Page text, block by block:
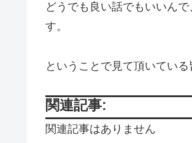
どうでも良い話でもいいん
す。
ということで見て頂いてい
関連記事:
関連記事はありません